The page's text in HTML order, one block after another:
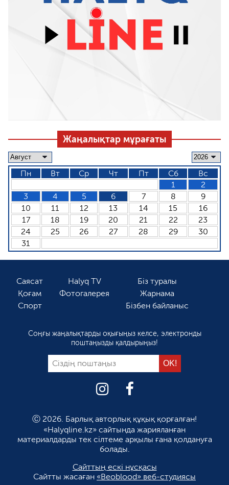
Жаңалықтар мұрағаты
Пн Вт Ср Чт Пт Сб
Вс
1
2
3
4 5 6 7 8
9
10
11 12 13 14 15
16
17
18 19 20 21 22
23
24
25 26 27 28 29
30
31
Саясат
Қоғам
Спорт
Halyq TV
Фотогалерея
Біз туралы
Жарнама
Бізбен байланыс
Соңғы жаңалықтарды оқығыңыз келсе, электронды
поштаңызды қалдырыңыз!
Ⓒ 2026. Барлық авторлық құқық қорғалған!
«Halyqline.kz» сайтында жарияланған
материалдарды тек сілтеме арқылы ғана қолдануға
болады.
Сайттың ескі нұсқасы
Сайтты жасаған «Beoblood» веб-студиясы